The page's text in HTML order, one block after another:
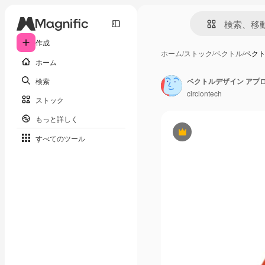
作成
ホーム
検索
ストック
もっと詳しく
すべてのツール
ホーム/ストック/ベクトル/ベク
Premium
ベクトルデザイン アプ
circlontech